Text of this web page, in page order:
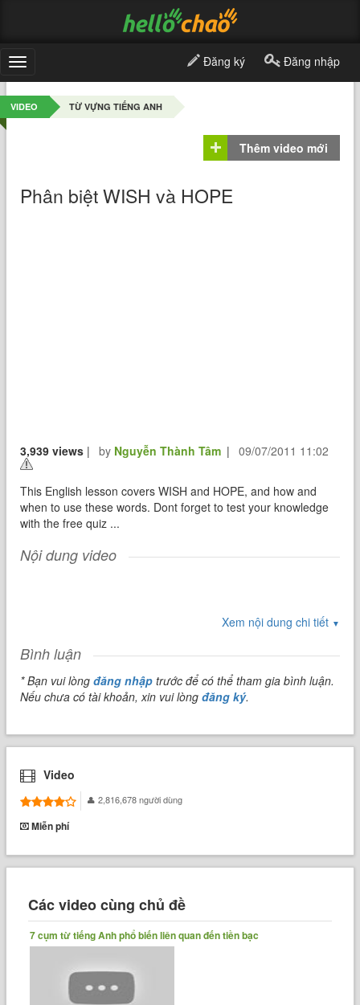
Toggle
navigation
Đăng ký Đăng nhập
VIDEO TỪ VỰNG TIẾNG ANH
Thêm video mới
Phân biệt WISH và HOPE
3,939 views | by Nguyễn Thành Tâm | 09/07/2011 11:02
This English lesson covers WISH and HOPE, and how and
when to use these words. Dont forget to test your knowledge
with the free quiz ...
Nội dung video
Xem nội dung chi tiết ▼
Bình luận
* Bạn vui lòngđăng nhập trước để có thể tham gia bình luận.
Nếu chưa có tài khoản, xin vui lòngđăng ký.
Video
2,816,678 người dùng
Miễn phí
Các video cùng chủ đề
7 cụm từ tiếng Anh phổ biến liên quan đến tiền bạc